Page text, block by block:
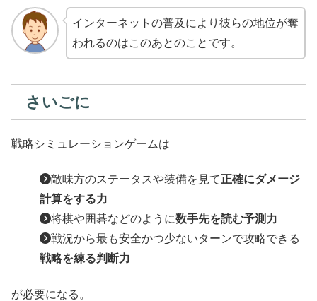
インターネットの普及により彼らの地位が奪
われるのはこのあとのことです。
さいごに
戦略シミュレーションゲームは
敵味方のステータスや装備を見て正確にダメージ
計算をする力
将棋や囲碁などのように数手先を読む予測力
戦況から最も安全かつ少ないターンで攻略できる
戦略を練る判断力
が必要になる。